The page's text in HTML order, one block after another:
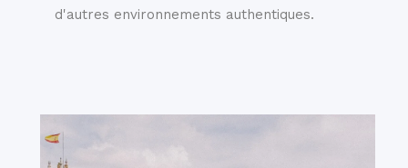
d'autres environnements authentiques.